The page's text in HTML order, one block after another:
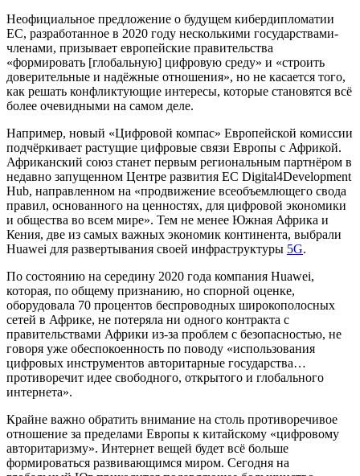
Неофициальное предложение о будущем кибердипломатии
ЕС, разработанное в 2020 году несколькими государствами-
членами, призывает европейские правительства
«формировать [глобальную] цифровую среду» и «строить
доверительные и надёжные отношения», но не касается того,
как решать конфликтующие интересы, которые становятся всё
более очевидными на самом деле.
Например, новый «Цифровой компас» Европейской комиссии
подчёркивает растущие цифровые связи Европы с Африкой.
Африканский союз станет первым региональным партнёром в
недавно запущенном Центре развития ЕС Digital4Development
Hub, направленном на «продвижение всеобъемлющего свода
правил, основанного на ценностях, для цифровой экономики
и общества во всем мире». Тем не менее Южная Африка и
Кения, две из самых важных экономик континента, выбрали
Huawei для развертывания своей инфраструктуры 5G.
По состоянию на середину 2020 года компания Huawei,
которая, по общему признанию, но спорной оценке,
оборудовала 70 процентов беспроводных широкополосных
сетей в Африке, не потеряла ни одного контракта с
правительствами Африки из-за проблем с безопасностью, не
говоря уже обеспокоенность по поводу «использования
цифровых инструментов авторитарные государства…
противоречит идее свободного, открытого и глобального
интернета».
Крайне важно обратить внимание на столь противоречивое
отношение за пределами Европы к китайскому «цифровому
авторитаризму». Интернет вещей будет всё больше
формироваться развивающимся миром. Сегодня на